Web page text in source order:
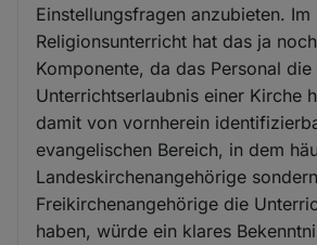
Einstellungsfragen anzubieten. Im
Religionsunterricht hat das ja
Komponente, da das Personal die
Unterrichtserlaubnis einer Kirche
damit von vornherein
evangelischen Bereich, in dem
Landeskirchenangehörige
Freikirchenangehörige die
haben, würde ein klares